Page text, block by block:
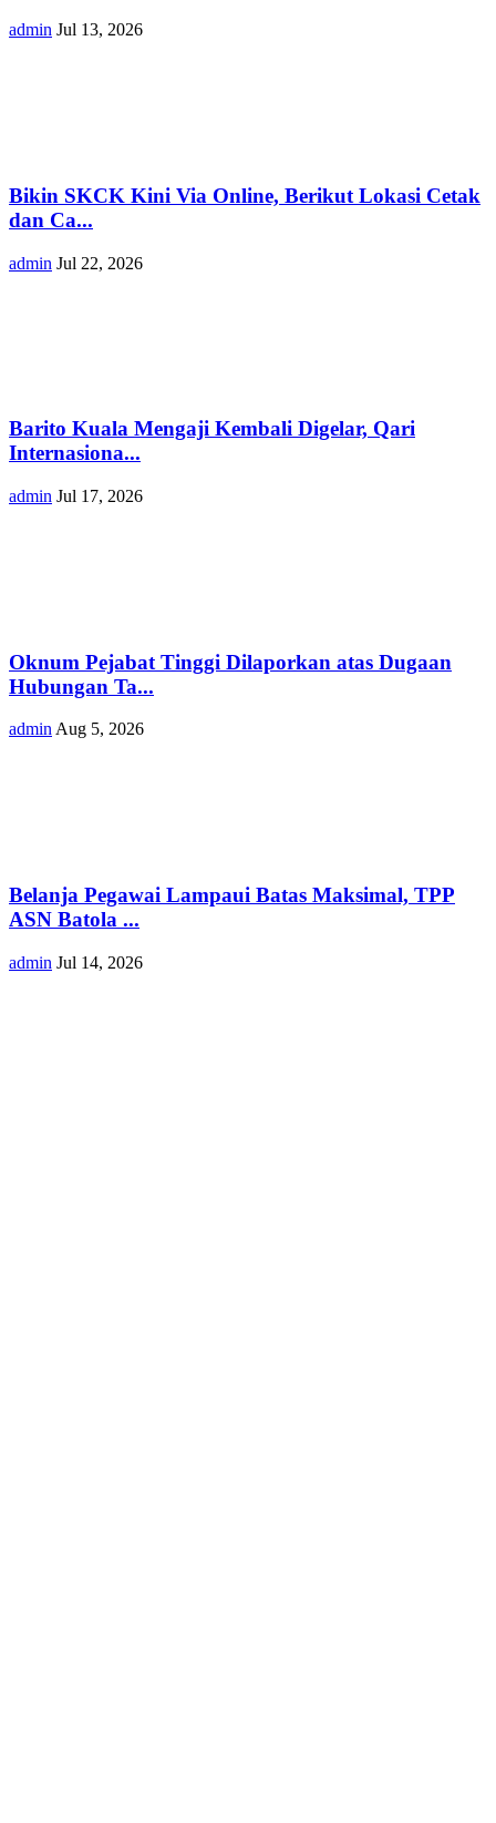
admin Jul 13, 2026
Bikin SKCK Kini Via Online, Berikut Lokasi Cetak
dan Ca...
admin Jul 22, 2026
Barito Kuala Mengaji Kembali Digelar, Qari
Internasiona...
admin Jul 17, 2026
Oknum Pejabat Tinggi Dilaporkan atas Dugaan
Hubungan Ta...
adminAug 5, 2026
Belanja Pegawai Lampaui Batas Maksimal, TPP
ASN Batola ...
admin Jul 14, 2026